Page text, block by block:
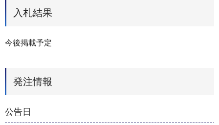
入札結果
今後掲載予定
発注情報
公告日